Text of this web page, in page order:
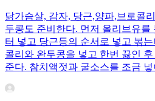
닭가슴살, 감자, 당근,양파,브로콜
두콩도 준비한다. 먼저 올리브유를
터 넣고 당근등의 순서로 넣고 볶
콜리와 완두콩을 넣고 한번 끓인
준다. 참치액젓과 굴소스를 조금